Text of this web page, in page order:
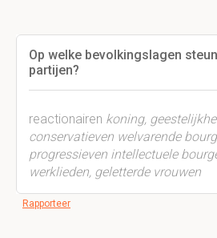
Op welke bevolkingslagen
partijen?
reactionairen koning,
conservatieven welvarende
progressieven intellectuele
werklieden, geletterde vrouwen
Rapporteer